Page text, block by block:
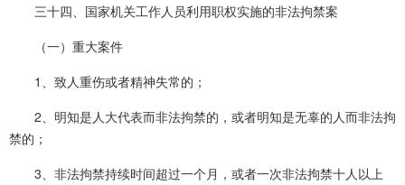
三十四、国家机关工作人员利用职权实施的非法拘禁案
（一）重大案件
1、致人重伤或者精神失常的；
2、明知是人大代表而非法拘禁的，或者明知是无辜的人而非法拘
禁的；
3、非法拘禁持续时间超过一个月，或者一次非法拘禁十人以上